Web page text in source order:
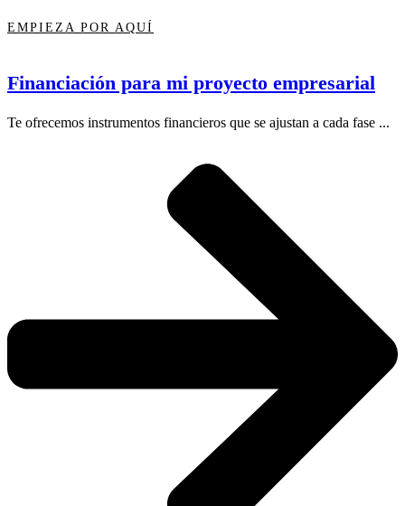
EMPIEZA POR AQUÍ
Financiación para mi proyecto empresarial
Te ofrecemos instrumentos financieros que se ajustan a cada fase ...